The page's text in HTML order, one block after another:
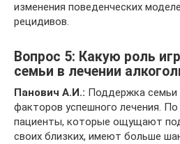
изменения поведенческих
рецидивов.
Вопрос 5: Какую роль
семьи в лечении
Панович А.И.: Поддержка
факторов успешного лечения.
пациенты, которые ощущают
своих близких, имеют больше